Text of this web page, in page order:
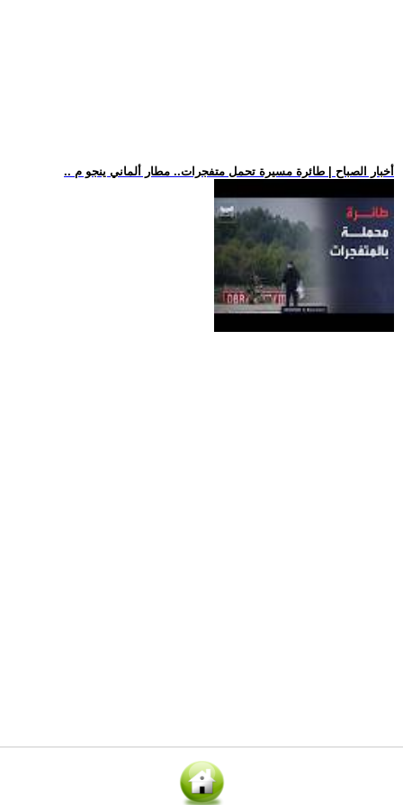
.. أخبار الصباح | طائرة مسيرة تحمل متفجرات.. مطار ألماني ينجو م